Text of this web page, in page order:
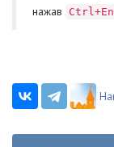
нажав